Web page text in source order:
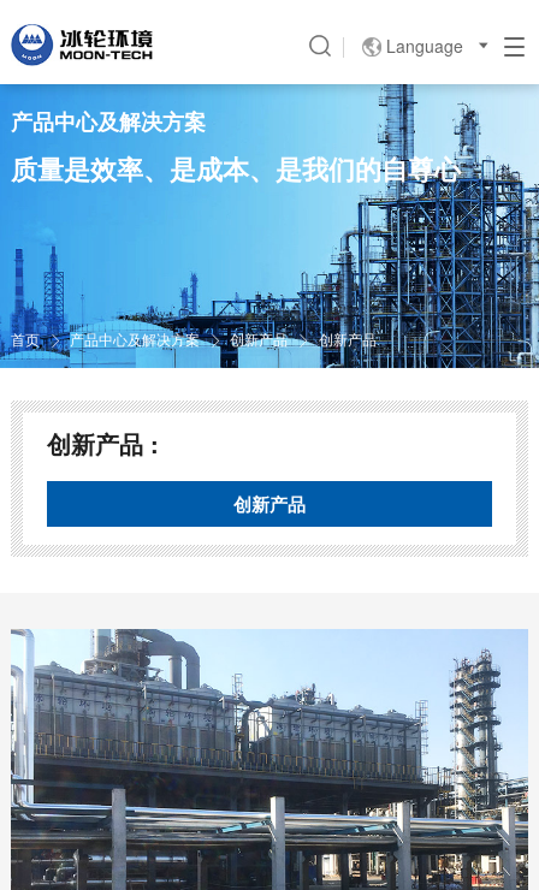
Language 
产品中心及解决方案
质量是效率、是成本、是我们的自尊心
首页  产品中心及解决方案  创新产品  创新产品
创新产品 :
创新产品